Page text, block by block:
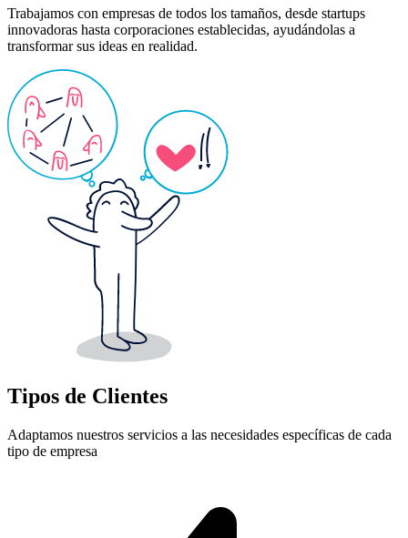
Trabajamos con empresas de todos los tamaños, desde startups
innovadoras hasta corporaciones establecidas, ayudándolas a
transformar sus ideas en realidad.
Tipos de Clientes
Adaptamos nuestros servicios a las necesidades específicas de cada
tipo de empresa